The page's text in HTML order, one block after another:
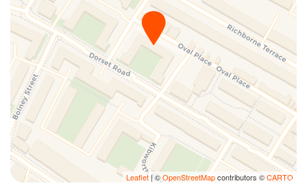
Leaflet| ©OpenStreetMapcontributors ©CARTO